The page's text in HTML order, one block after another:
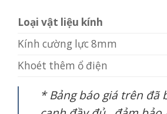
Loại vật liệu kính
Kính cường lực 8mm
Khoét thêm ổ điện
* Bảng báo giá trên